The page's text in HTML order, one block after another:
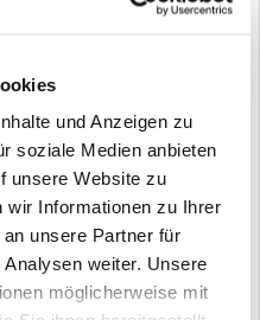
und Anzeigen zu
soziale Medien anbieten
unsere Website zu
wir Informationen zu Ihrer
unsere Partner für
weiter. Unsere
möglicherweise mit
oder gibt es
Oftmals lassen sich mit
Sonderanfertigungen